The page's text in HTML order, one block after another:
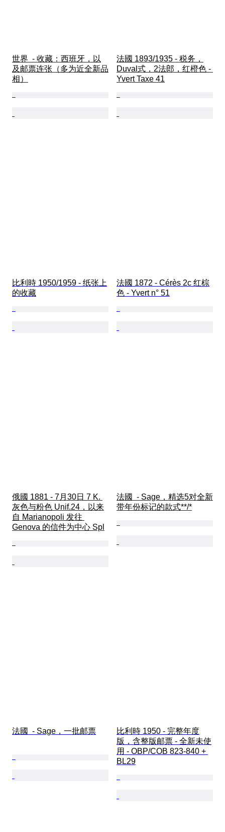
世界  - 收藏：西班牙，以
及邮票连张（多为近全新品
相）
法國 1893/1935 - 税务，
Duval式，2法郎，红橙色 -
Yvert Taxe 41
比利時 1950/1959 - 纸张上
的收藏
法國 1872 - Cérès 2c 红棕
色 - Yvert n° 51
俄國 1881 - 7月30日 7 K.
灰色与粉色 Unif.24，以来
自 Marianopoli 发往
Genova 的信件为中心 Spl
法國  - Sage，精选5对全新
带年份标记的款式**/*
法國  - Sage，一批邮票
比利時 1950 - 完整年度
版，含整版邮票 - 全新未使
用 - OBP/COB 823-840 +
BL29